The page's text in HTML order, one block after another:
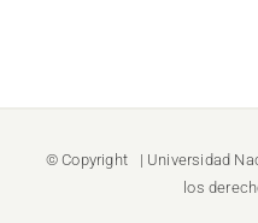
© Copyright | Universidad
los